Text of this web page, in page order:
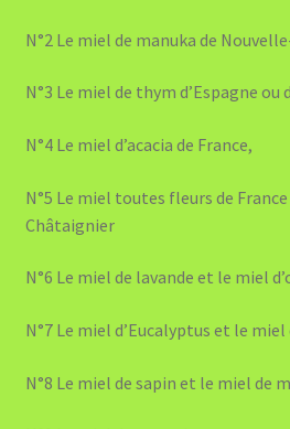
N°2 Le miel de manuka de
N°3 Le miel de thym d’Espagne ou
N°4 Le miel d’acacia de France,
N°5 Le miel toutes fleurs de
Châtaignier
N°6 Le miel de lavande et le miel
N°7 Le miel d’Eucalyptus et le miel
N°8 Le miel de sapin et le miel de